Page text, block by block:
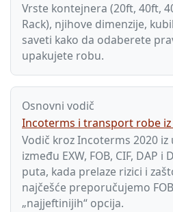
Vrste kontejnera (20ft, 40ft,
Rack), njihove dimenzije,
saveti kako da odaberete
upakujete robu.
Osnovni vodič
Incoterms i transport robe iz
Vodič kroz Incoterms 2020 iz
između EXW, FOB, CIF, DAP i
puta, kada prelaze rizici i
najčešće preporučujemo
„najjeftinijih“ opcija.